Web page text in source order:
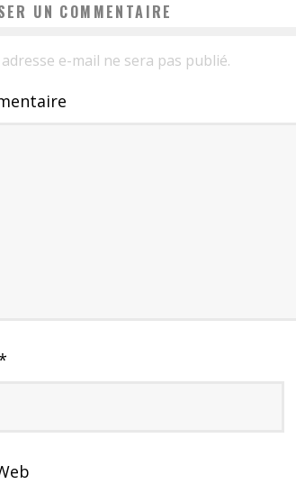
UN COMMENTAIRE
e-mail ne sera pas publié.